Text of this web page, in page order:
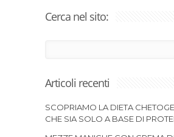
Cerca nel sito:
Articoli recenti
SCOPRIAMO LA DIETA
CHE SIA SOLO A BASE DI